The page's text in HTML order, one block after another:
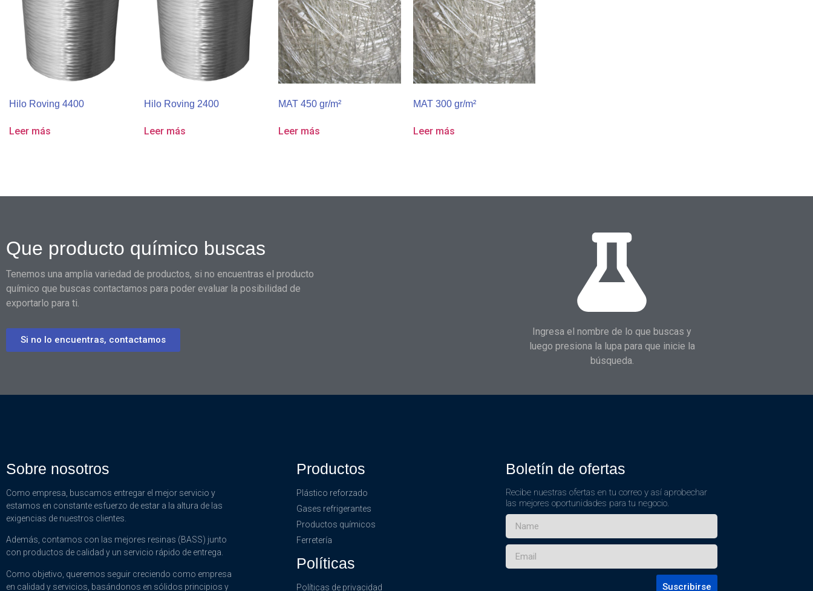
Hilo Roving 4400
Leer más
Hilo Roving 2400
Leer más
MAT 450 gr/m²
Leer más
MAT 300 gr/m²
Leer más
Que producto químico buscas
Tenemos una amplia variedad de productos, si no encuentras el producto
químico que buscas contactamos para poder evaluar la posibilidad de
exportarlo para ti.
Si no lo encuentras, contactamos
Ingresa el nombre de lo que buscas y
luego presiona la lupa para que inicie la
búsqueda.
Sobre nosotros
Como empresa, buscamos entregar el mejor servicio y
estamos en constante esfuerzo de estar a la altura de las
exigencias de nuestros clientes.
Además, contamos con las mejores resinas (BASS) junto
con productos de calidad y un servicio rápido de entrega.
Como objetivo, queremos seguir creciendo como empresa
en calidad y servicios, basándonos en sólidos principios y
Productos
Plástico reforzado
Gases refrigerantes
Productos químicos
Ferretería
Políticas
Políticas de privacidad
Boletín de ofertas
Recibe nuestras ofertas en tu correo y así aprobechar
las mejores oportunidades para tu negocio.
Suscribirse